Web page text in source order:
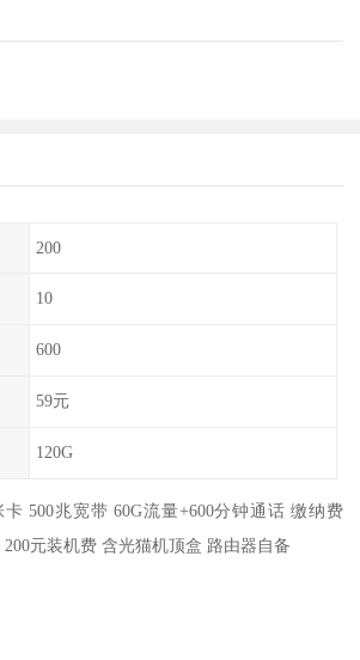
200
10
600
59元
120G
500兆宽带 60G流量+600分钟通话 缴纳费
元装机费 含光猫机顶盒 路由器自备